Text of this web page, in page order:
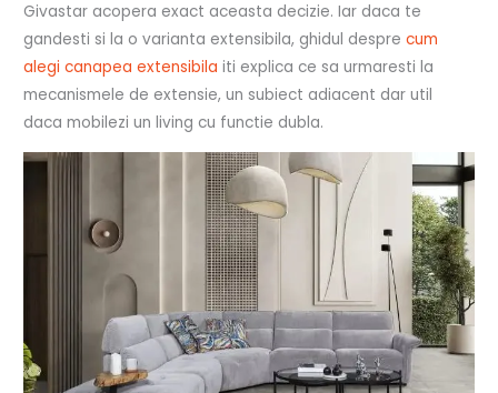
Givastar acopera exact aceasta decizie. Iar daca te
gandesti si la o varianta extensibila, ghidul desprecum
alegi canapea extensibila iti explica ce sa urmaresti la
mecanismele de extensie, un subiect adiacent dar util
daca mobilezi un living cu functie dubla.